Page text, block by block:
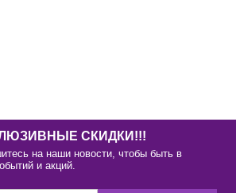
СКИДКИ!!!
на наши новости, чтобы быть в
и акций.